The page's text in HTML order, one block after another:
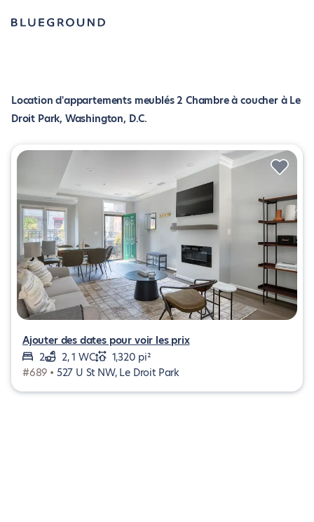
Location d'appartements meublés 2 Chambre à coucher à Le
Droit Park, Washington, D.C.
Ajouter des dates pour voir les prix
2
2, 1 WC
1,320 pi²
#689 • 527 U St NW, Le Droit Park